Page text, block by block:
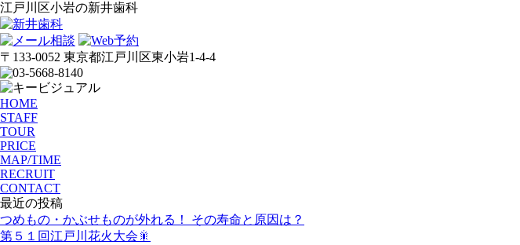
江戸川区小岩の新井歯科
〒133-0052 東京都江戸川区東小岩1-4-4
HOME
STAFF
TOUR
PRICE
MAP/TIME
RECRUIT
CONTACT
最近の投稿
つめもの・かぶせものが外れる！ その寿命と原因は？
第５１回江戸川花火大会🎇